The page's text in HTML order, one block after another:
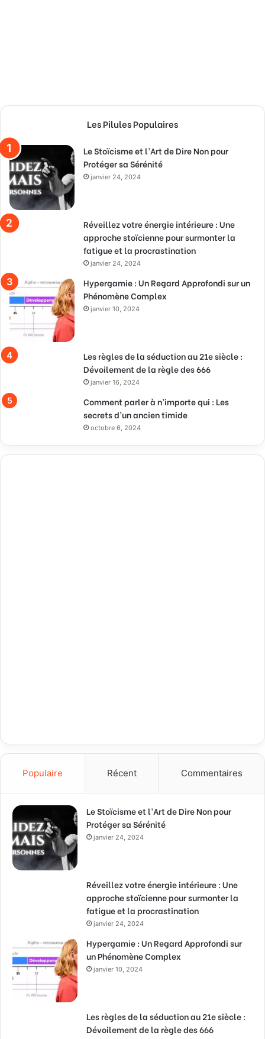
Les Pilules Populaires
Le Stoïcisme et l’Art de Dire Non pour
Protéger sa Sérénité
janvier 24, 2024
Réveillez votre énergie intérieure : Une
approche stoïcienne pour surmonter la
fatigue et la procrastination
janvier 24, 2024
Hypergamie : Un Regard Approfondi sur un
Phénomène Complex
janvier 10, 2024
Les règles de la séduction au 21e siècle :
Dévoilement de la règle des 666
janvier 16, 2024
Comment parler à n’importe qui : Les
secrets d’un ancien timide
octobre 6, 2024
Populaire Récent Commentaires
Le Stoïcisme et l’Art de Dire Non pour
Protéger sa Sérénité
janvier 24, 2024
Réveillez votre énergie intérieure : Une
approche stoïcienne pour surmonter la
fatigue et la procrastination
janvier 24, 2024
Hypergamie : Un Regard Approfondi sur
un Phénomène Complex
janvier 10, 2024
Les règles de la séduction au 21e siècle :
Dévoilement de la règle des 666